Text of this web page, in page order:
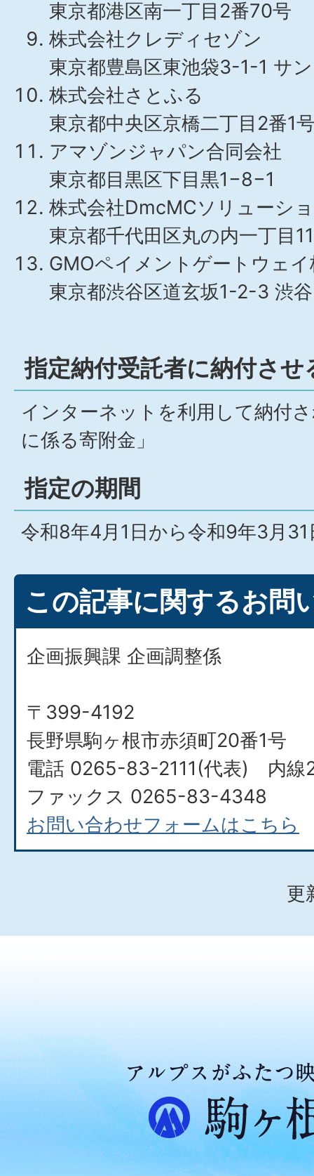
東京都港区南一丁目2番70号
株式会社クレディセゾン
東京都豊島区東池袋3-1-1 サ
株式会社さとふる
東京都中央区京橋二丁目2番1
アマゾンジャパン合同会社
東京都目黒区下目黒1−8−1
株式会社DmcMCソリューシ
東京都千代田区丸の内一丁目
GMOペイメントゲートウェ
東京都渋谷区道玄坂1-2-3 渋
指定納付受託者に納付させ
インターネットを利用して納付
に係る寄附金」
指定の期間
令和8年4月1日から令和9年3月31
この記事に関するお問
企画振興課 企画調整係
〒399-4192
長野県駒ヶ根市赤須町20番1号
電話 0265-83-2111(代表) 内線
ファックス 0265-83-4348​​​​​​​
お問い合わせフォームはこちら
更
ア
ル
プ
ス